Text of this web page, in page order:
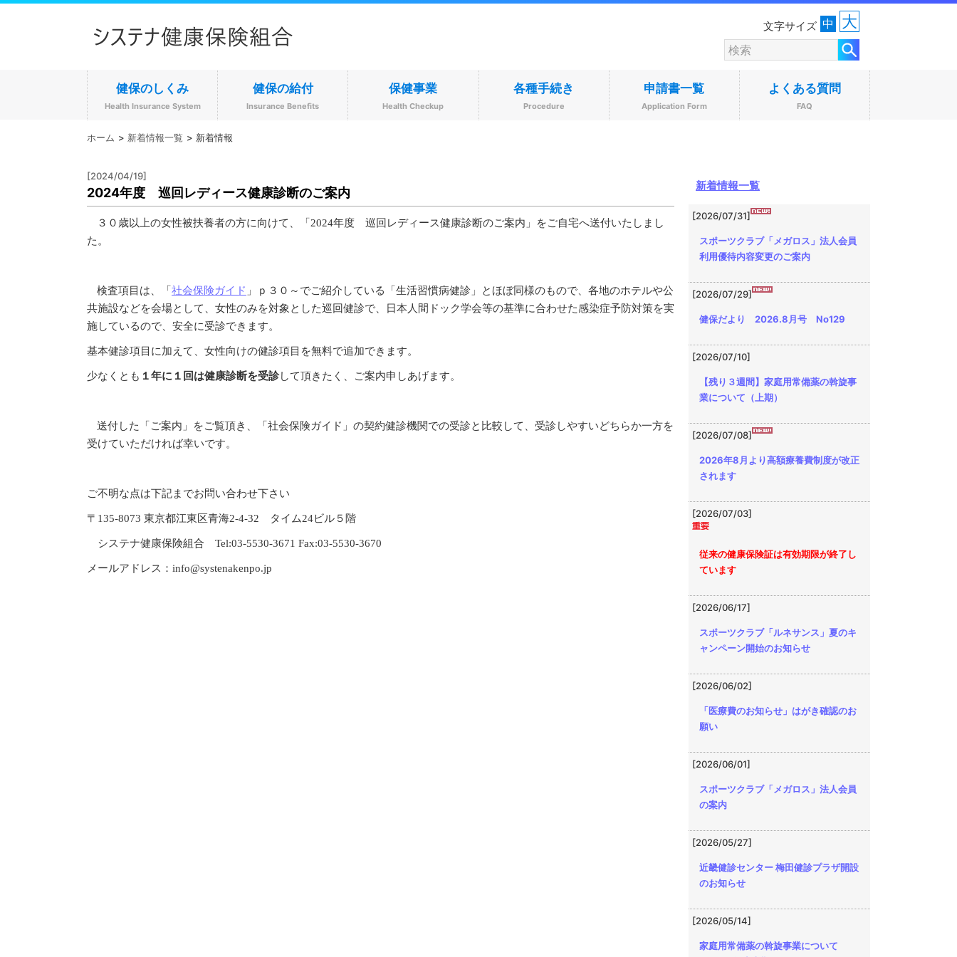
文字サイズ 中 大
健保のしくみ
Health Insurance System
健保の給付
Insurance Benefits
保健事業
Health Checkup
各種手続き
Procedure
申請書一覧
Application Form
よくある質問
FAQ
ホーム 新着情報一覧 新着情報
[2024/04/19]
2024年度 巡回レディース健康診断のご案内
３０歳以上の女性被扶養者の方に向けて、「2024年度 巡回レディース健康診断のご案内」をご自宅へ送付いたしまし
た。
検査項目は、「 社会保険ガイド 」ｐ３０～でご紹介している「生活習慣病健診」とほぼ同様のもので、各地のホテルや公
共施設などを会場として、女性のみを対象とした巡回健診で、日本人間ドック学会等の基準に合わせた感染症予防対策を実
施しているので、安全に受診できます。
基本健診項目に加えて、女性向けの健診項目を無料で追加できます。
少なくとも １年に１回は健康診断を受診して頂きたく、ご案内申しあげます。
送付した「ご案内」をご覧頂き、「社会保険ガイド」の契約健診機関での受診と比較して、受診しやすいどちらか一方を
受けていただければ幸いです。
ご不明な点は下記までお問い合わせ下さい
〒135-8073 東京都江東区青海2-4-32 タイム24ビル５階
システナ健康保険組合 Tel:03-5530-3671 Fax:03-5530-3670
メールアドレス：info@systenakenpo.jp
新着情報一覧
[2026/07/31]
スポーツクラブ「メガロス」法人会員
利用優待内容変更のご案内
[2026/07/29]
健保だより 2026.8月号 No129
[2026/07/10]
【残り３週間】家庭用常備薬の斡旋事
業について（上期）
[2026/07/08]
2026年8月より高額療養費制度が改正
されます
[2026/07/03]
従来の健康保険証は有効期限が終了し
ています
[2026/06/17]
スポーツクラブ「ルネサンス」夏のキ
ャンペーン開始のお知らせ
[2026/06/02]
「医療費のお知らせ」はがき確認のお
願い
[2026/06/01]
スポーツクラブ「メガロス」法人会員
の案内
[2026/05/27]
近畿健診センター 梅田健診プラザ開設
のお知らせ
[2026/05/14]
家庭用常備薬の斡旋事業について